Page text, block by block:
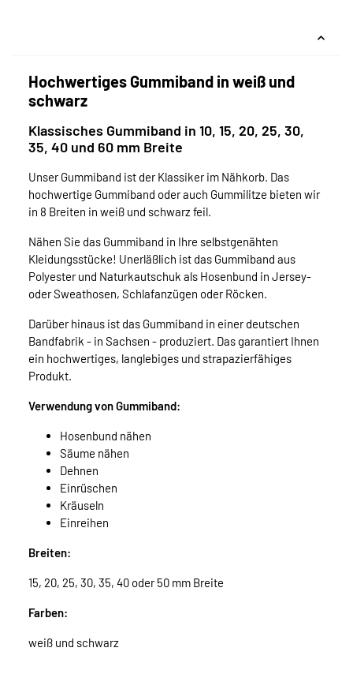
Hochwertiges Gummiband in weiß und
schwarz
Klassisches Gummiband in 10, 15, 20, 25, 30,
35, 40 und 60 mm Breite
Unser Gummiband ist der Klassiker im Nähkorb. Das
hochwertige Gummiband oder auch Gummilitze bieten wir
in 8 Breiten in weiß und schwarz feil.
Nähen Sie das Gummiband in Ihre selbstgenähten
Kleidungsstücke! Unerläßlich ist das Gummiband aus
Polyester und Naturkautschuk als Hosenbund in Jersey-
oder Sweathosen, Schlafanzügen oder Röcken.
Darüber hinaus ist das Gummiband in einer deutschen
Bandfabrik - in Sachsen - produziert. Das garantiert Ihnen
ein hochwertiges, langlebiges und strapazierfähiges
Produkt.
Verwendung von Gummiband:
Hosenbund nähen
Säume nähen
Dehnen
Einrüschen
Kräuseln
Einreihen
Breiten:
15, 20, 25, 30, 35, 40 oder 50 mm Breite
Farben:
weiß und schwarz